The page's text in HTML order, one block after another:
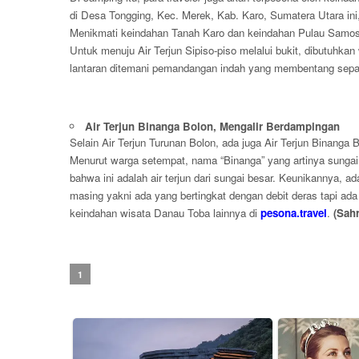
di Desa Tongging, Kec. Merek, Kab. Karo, Sumatera Utara
Menikmati keindahan Tanah Karo dan keindahan Pulau
Untuk menuju Air Terjun Sipiso-piso melalui bukit,
lantaran ditemani pemandangan indah yang membentang
Air Terjun Binanga Bolon, Mengalir Berdampingan
Selain Air Terjun Turunan Bolon, ada juga Air Terjun
Menurut warga setempat, nama “Binanga” yang artinya
bahwa ini adalah air terjun dari sungai besar. Keunikannya,
masing yakni ada yang bertingkat dengan debit deras tapi
keindahan wisata Danau Toba lainnya di pesona.travel.
1